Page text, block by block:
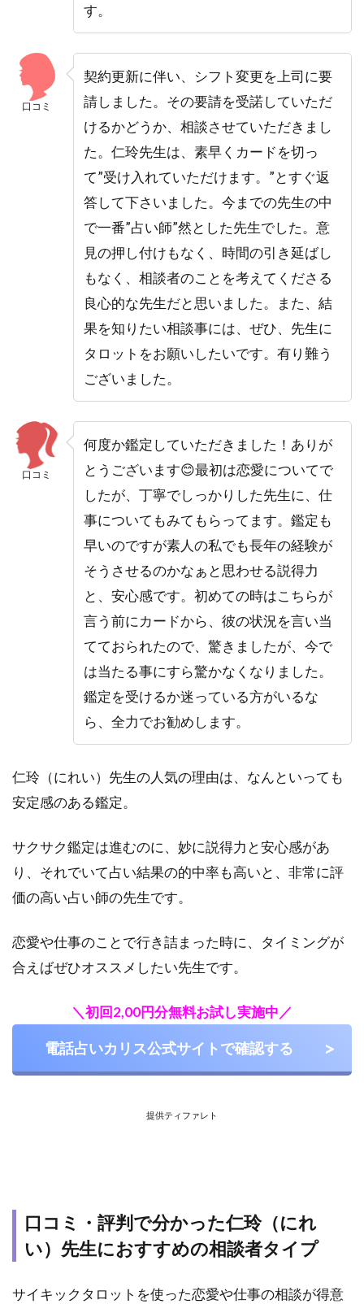
す。
口コミ
契約更新に伴い、シフト変更を上司に要
請しました。その要請を受諾していただ
けるかどうか、相談させていただきまし
た。仁玲先生は、素早くカードを切っ
て”受け入れていただけます。”とすぐ返
答して下さいました。今までの先生の中
で一番”占い師”然とした先生でした。意
見の押し付けもなく、時間の引き延ばし
もなく、相談者のことを考えてくださる
良心的な先生だと思いました。また、結
果を知りたい相談事には、ぜひ、先生に
タロットをお願いしたいです。有り難う
ございました。
口コミ
何度か鑑定していただきました！ありが
とうございます😊最初は恋愛についてで
したが、丁寧でしっかりした先生に、仕
事についてもみてもらってます。鑑定も
早いのですが素人の私でも長年の経験が
そうさせるのかなぁと思わせる説得力
と、安心感です。初めての時はこちらが
言う前にカードから、彼の状況を言い当
てておられたので、驚きましたが、今で
は当たる事にすら驚かなくなりました。
鑑定を受けるか迷っている方がいるな
ら、全力でお勧めします。
仁玲（にれい）先生の人気の理由は、なんといっても
安定感のある鑑定。
サクサク鑑定は進むのに、妙に説得力と安心感があ
り、それでいて占い結果の的中率も高いと、非常に評
価の高い占い師の先生です。
恋愛や仕事のことで行き詰まった時に、タイミングが
合えばぜひオススメしたい先生です。
＼初回2,00円分無料お試し実施中／
電話占いカリス公式サイトで確認する
提供ティファレト
口コミ・評判で分かった仁玲（にれ
い）先生におすすめの相談者タイプ
サイキックタロットを使った恋愛や仕事の相談が得意